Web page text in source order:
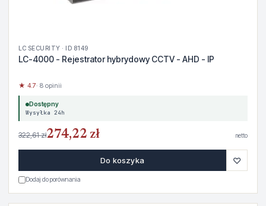
LC SECURITY · ID 8149
LC-4000 - Rejestrator hybrydowy CCTV - AHD - IP
★ 4.7· 8 opinii
Dostępny
Wysyłka 24h
322,61 zł274,22 zł netto
Do koszyka ♡
Dodaj do porównania